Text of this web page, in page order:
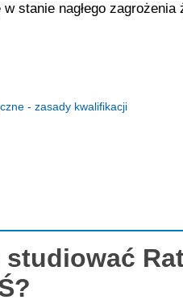
stanie nagłego zagrożenia
- zasady kwalifikacji
studiować